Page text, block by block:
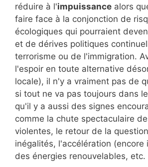
réduire à l'impuissance alors
faire face à la conjonction de
écologiques qui pourraient
et de dérives politiques
terrorisme ou de l'immigration.
l'espoir en toute alternative
locale), il n'y a vraiment pas de
si tout ne va pas toujours dans
qu'il y a aussi des signes
comme la chute spectaculaire
violentes, le retour de la
inégalités, l'accélération (encore
des énergies renouvelables, etc.